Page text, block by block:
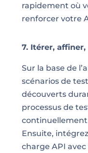
rapidement où
renforcer votre
7. Itérer,
Sur la base de
scénarios de
découverts
processus de
continuellement
Ensuite,
charge API